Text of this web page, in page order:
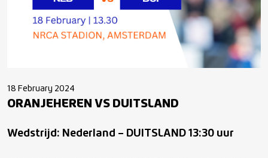
18 February 2024
ORANJEHEREN VS DUITSLAND
Wedstrijd: Nederland – DUITSLAND 13:30 uur